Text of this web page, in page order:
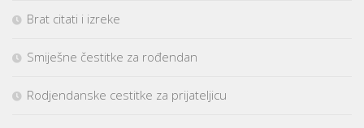
Brat citati i izreke
Smiješne čestitke za rođendan
Rodjendanske cestitke za prijateljicu